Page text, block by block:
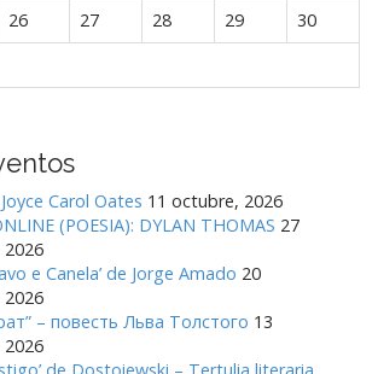
26 27 28 29
30
Joyce Carol Oates 11 octubre, 2026
(POESIA): DYLAN THOMAS 27
e Canela’ de Jorge Amado 20
– повесть Льва Толстого 13